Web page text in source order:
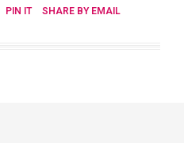
PIN IT SHARE BY EMAIL